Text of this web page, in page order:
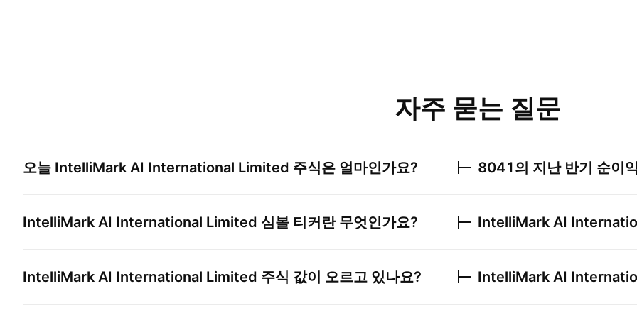
자주 묻는 질문
오늘 IntelliMark AI International Limited 주식은 얼마인가요?
IntelliMark AI International Limited 심볼 티커란 무엇인가요?
IntelliMark AI International Limited 주식 값이 오르고 있나요?
8041의 지난 반기 순이
IntelliMark AI
IntelliMark AI